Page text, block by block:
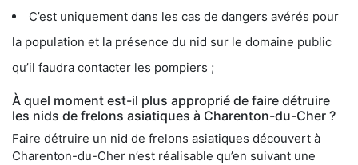
C’est uniquement dans les cas de dangers avérés pour
la population et la présence du nid sur le domaine public
qu’il faudra contacter les pompiers ;
À quel moment est-il plus approprié de faire détruire
les nids de frelons asiatiques à Charenton-du-Cher ?
Faire détruire un nid de frelons asiatiques découvert à
Charenton-du-Cher n’est réalisable qu’en suivant une